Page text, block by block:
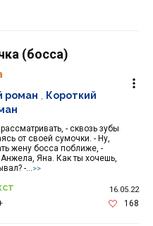
(босса)
- сквозь зубы
от своей сумочки. - Ну,
жену босса поближе, -
Яна. Как ты хочешь,
-...
>>
роман
Короткий
16.05.22
168